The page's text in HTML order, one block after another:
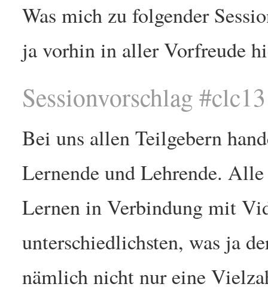
Was mich zu folgender
ja vorhin in aller Vorfreude
Sessionvorschlag #clc13
Bei uns allen Teilgebern
Lernende und Lehrende.
Lernen in Verbindung mit
unterschiedlichsten, was ja
nämlich nicht nur eine